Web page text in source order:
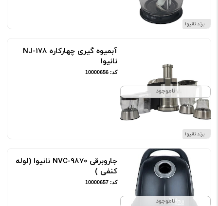
برند نانیوا
ناموجود
برند نانیوا
آبمیوه گیری چهارکاره NJ-178
نانیوا
کد: 10000656
ناموجود
جاروبرقی NVC-9870 نانیوا (لوله
کنفی )
کد: 10000657